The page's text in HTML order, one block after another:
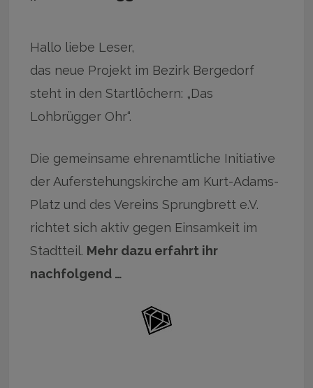
Hallo liebe Leser,
das neue Projekt im Bezirk Bergedorf
steht in den Startlöchern: „Das
Lohbrügger Ohr“.
Die gemeinsame ehrenamtliche Initiative
der Auferstehungskirche am Kurt-Adams-
Platz und des Vereins Sprungbrett e.V.
richtet sich aktiv gegen Einsamkeit im
Stadtteil. Mehr dazu erfahrt ihr
nachfolgend …